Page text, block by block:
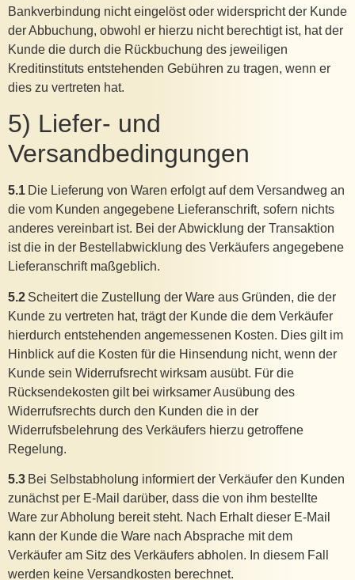
Bankverbindung nicht eingelöst oder widerspricht der Kunde
der Abbuchung, obwohl er hierzu nicht berechtigt ist, hat der
Kunde die durch die Rückbuchung des jeweiligen
Kreditinstituts entstehenden Gebühren zu tragen, wenn er
dies zu vertreten hat.
5) Liefer- und
Versandbedingungen
5.1 Die Lieferung von Waren erfolgt auf dem Versandweg an
die vom Kunden angegebene Lieferanschrift, sofern nichts
anderes vereinbart ist. Bei der Abwicklung der Transaktion
ist die in der Bestellabwicklung des Verkäufers angegebene
Lieferanschrift maßgeblich.
5.2 Scheitert die Zustellung der Ware aus Gründen, die der
Kunde zu vertreten hat, trägt der Kunde die dem Verkäufer
hierdurch entstehenden angemessenen Kosten. Dies gilt im
Hinblick auf die Kosten für die Hinsendung nicht, wenn der
Kunde sein Widerrufsrecht wirksam ausübt. Für die
Rücksendekosten gilt bei wirksamer Ausübung des
Widerrufsrechts durch den Kunden die in der
Widerrufsbelehrung des Verkäufers hierzu getroffene
Regelung.
5.3 Bei Selbstabholung informiert der Verkäufer den Kunden
zunächst per E-Mail darüber, dass die von ihm bestellte
Ware zur Abholung bereit steht. Nach Erhalt dieser E-Mail
kann der Kunde die Ware nach Absprache mit dem
Verkäufer am Sitz des Verkäufers abholen. In diesem Fall
werden keine Versandkosten berechnet.